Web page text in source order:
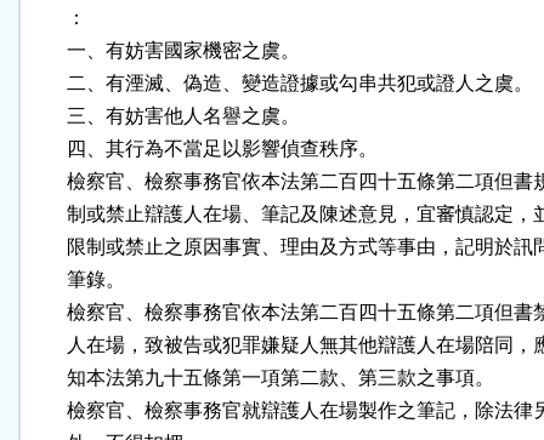
        ：
        一、有妨害國家機密之虞。
        二、有湮滅、偽造、變造證據或勾串共犯或證人之虞。
        三、有妨害他人名譽之虞。
        四、其行為不當足以影響偵查秩序。
檢察官、檢察事務官依本法第二百四十五條第二項但書
制或禁止辯護人在場、筆記及陳述意見，宜審慎認定，
限制或禁止之原因事實、理由及方式等事由，記明於訊
        筆錄。
檢察官、檢察事務官依本法第二百四十五條第二項但書
人在場，致被告或犯罪嫌疑人無其他辯護人在場陪同，
        知本法第九十五條第一項第二款、第三款之事項。
檢察官、檢察事務官就辯護人在場製作之筆記，除法律